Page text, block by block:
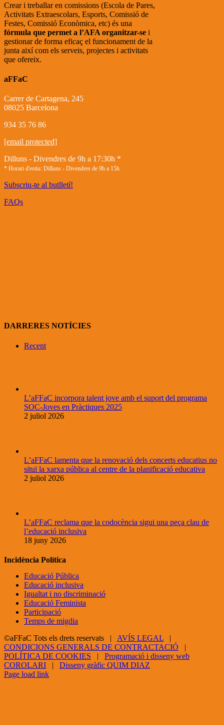
Crear i treballar en comissions (Escola de Pares,
Activitats Extraescolars, Esports, Comissió de
Festes, Comissió Econòmica, etc) és una
fórmula que permet a l’AFA organitzar-se i
gestionar de forma eficaç el funcionament de la
junta així com els serveis, projectes i activitats
que ofereix.
aFFaC
Carrer de Cartagena, 245
08025 Barcelona
934 35 76 86
[email protected]
Dilluns - Divendres de 9h a 17:30h *
* Horari d'estiu: Dilluns - Divendres de 9h a 15h
Subscriu-te al butlletí!
FAQs
DARRERES NOTÍCIES
Recent
L’aFFaC incorpora talent jove amb el suport del programa
SOC-Joves en Pràctiques 2025
2 juliol 2026
L’aFFaC lamenta que la renovació dels concerts educatius no
situï la xarxa pública al centre de la planificació educativa
2 juliol 2026
L’aFFaC reclama que la codocència sigui una peça clau de
l’educació inclusiva
18 juny 2026
Incidència Política
Educació Pública
Educació inclusiva
Igualtat i no discriminació
Educació Feminista
Participació
Temps de migdia
©aFFaC Tots els drets reservats | AVÍS LEGAL |
CONDICIONS GENERALS DE CONTRACTACIÓ |
POLÍTICA DE COOKIES | Programació i disseny web
COROLARI | Disseny gràfic QUIM DIAZ
Facebook
X
YouTube
Page load link